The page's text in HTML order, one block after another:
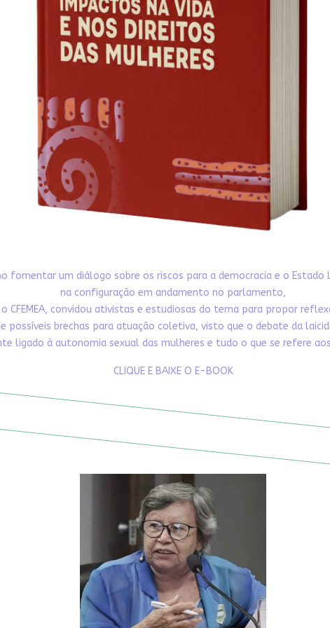
fomentar um diálogo sobre os riscos para a democracia e o Estado
na configuração em andamento no parlamento,
o CFEMEA, convidou ativistas e estudiosas do tema para propor
e possíveis brechas para atuação coletiva, visto que o debate da
ligado à autonomia sexual das mulheres e tudo o que se refere
CLIQUE E BAIXE O E-BOOK